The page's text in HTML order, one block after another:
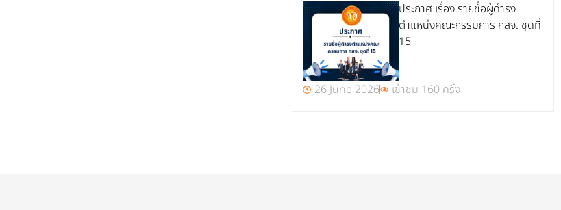
ประกาศ เรื่อง รายชื่อผู้ดำรง
ตำแหน่งคณะกรรมการ กสจ. ชุดที่
15
26 June 2026 เข้าชม 160 ครั้ง